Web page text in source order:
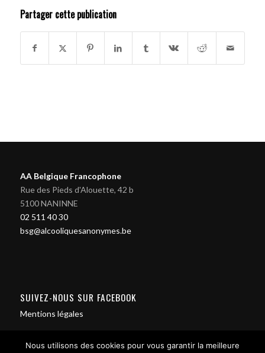
Partager cette publication
AA Belgique Francophone
Rue des Pieds d'Alouette, 42 b
5100 NANINNE
02 511 40 30
bsg@alcooliquesanonymes.be
SUIVEZ-NOUS SUR FACEBOOK
Mentions légales
Nous utilisons des cookies pour vous garantir la meilleure